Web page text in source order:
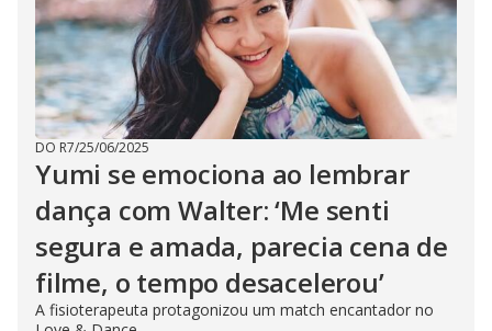
DO R7/25/06/2025
Yumi se emociona ao lembrar
dança com Walter: ‘Me senti
segura e amada, parecia cena de
filme, o tempo desacelerou’
A fisioterapeuta protagonizou um match encantador no